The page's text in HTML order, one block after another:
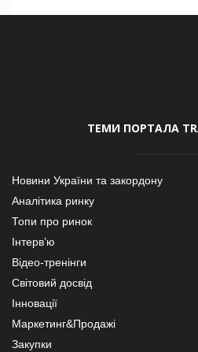
ТЕМИ ПОРТАЛА
Новини України та закордону
Аналітика ринку
Топи про ринок
Інтерв’ю
Відео-тренінги
Світовий досвід
Інновації
Маркетинг&Продажі
Закупки